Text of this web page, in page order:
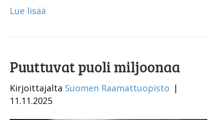
Lue lisää
Puuttuvat puoli miljoonaa
Kirjoittajalta Suomen Raamattuopisto |
11.11.2025